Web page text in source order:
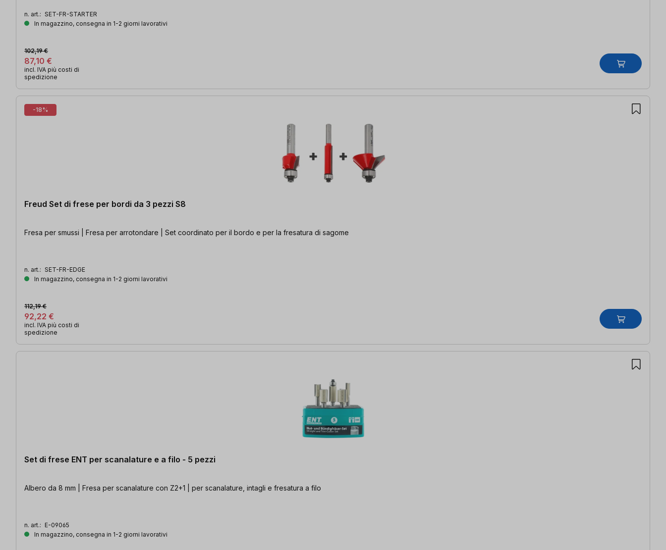
n. art.: SET-FR-STARTER
In magazzino, consegna in 1-2 giorni lavorativi
87,10 €
102,19 €
incl. IVA più costi di
spedizione
-18%
Freud Set di frese per bordi da 3 pezzi S8
Fresa per smussi | Fresa per arrotondare | Set coordinato per il bordo e per la fresatura di sagome
n. art.: SET-FR-EDGE
In magazzino, consegna in 1-2 giorni lavorativi
92,22 €
112,19 €
incl. IVA più costi di
spedizione
Set di frese ENT per scanalature e a filo - 5 pezzi
Albero da 8 mm | Fresa per scanalature con Z2+1 | per scanalature, intagli e fresatura a filo
n. art.: E-09065
In magazzino, consegna in 1-2 giorni lavorativi